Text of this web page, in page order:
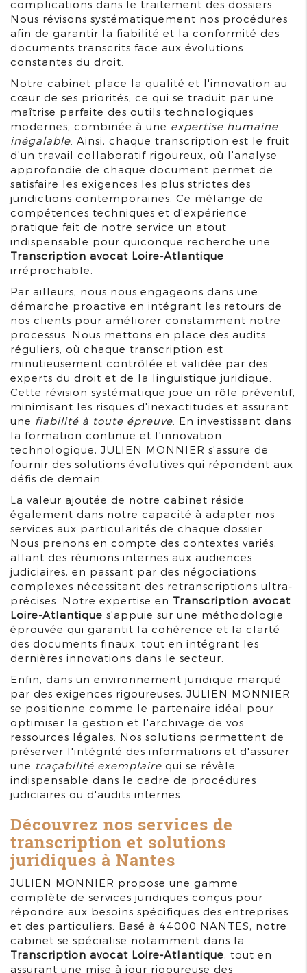
complications dans le traitement des dossiers.
Nous révisons systématiquement nos procédures
afin de garantir la fiabilité et la conformité des
documents transcrits face aux évolutions
constantes du droit.
Notre cabinet place la qualité et l'innovation au
cœur de ses priorités, ce qui se traduit par une
maîtrise parfaite des outils technologiques
modernes, combinée à une expertise humaine
inégalable . Ainsi, chaque transcription est le fruit
d'un travail collaboratif rigoureux, où l'analyse
approfondie de chaque document permet de
satisfaire les exigences les plus strictes des
juridictions contemporaines. Ce mélange de
compétences techniques et d'expérience
pratique fait de notre service un atout
indispensable pour quiconque recherche une
Transcription avocat Loire-Atlantique
irréprochable.
Par ailleurs, nous nous engageons dans une
démarche proactive en intégrant les retours de
nos clients pour améliorer constamment notre
processus. Nous mettons en place des audits
réguliers, où chaque transcription est
minutieusement contrôlée et validée par des
experts du droit et de la linguistique juridique.
Cette révision systématique joue un rôle préventif,
minimisant les risques d'inexactitudes et assurant
une fiabilité à toute épreuve . En investissant dans
la formation continue et l'innovation
technologique, JULIEN MONNIER s'assure de
fournir des solutions évolutives qui répondent aux
défis de demain.
La valeur ajoutée de notre cabinet réside
également dans notre capacité à adapter nos
services aux particularités de chaque dossier.
Nous prenons en compte des contextes variés,
allant des réunions internes aux audiences
judiciaires, en passant par des négociations
complexes nécessitant des retranscriptions ultra-
précises. Notre expertise en Transcription avocat
Loire-Atlantique s'appuie sur une méthodologie
éprouvée qui garantit la cohérence et la clarté
des documents finaux, tout en intégrant les
dernières innovations dans le secteur.
Enfin, dans un environnement juridique marqué
par des exigences rigoureuses, JULIEN MONNIER
se positionne comme le partenaire idéal pour
optimiser la gestion et l'archivage de vos
ressources légales. Nos solutions permettent de
préserver l'intégrité des informations et d'assurer
une traçabilité exemplaire qui se révèle
indispensable dans le cadre de procédures
judiciaires ou d'audits internes.
Découvrez nos services de
transcription et solutions
juridiques à Nantes
JULIEN MONNIER propose une gamme
complète de services juridiques conçus pour
répondre aux besoins spécifiques des entreprises
et des particuliers. Basé à 44000 NANTES, notre
cabinet se spécialise notamment dans la
Transcription avocat Loire-Atlantique, tout en
assurant une mise à jour rigoureuse des